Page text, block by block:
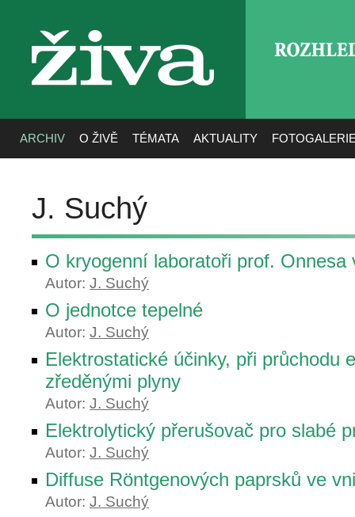
živa
ARCHIV O ŽIVĚ TÉMATA AKTUALITY
J. Suchý
O kryogenní laboratoři prof. Onnesa
Autor: J. Suchý
O jednotce tepelné
Autor: J. Suchý
Elektrostatické účinky, při průchodu
zředěnými plyny
Autor: J. Suchý
Elektrolytický přerušovač pro slabé
Autor: J. Suchý
Diffuse Röntgenových paprsků ve
Autor: J. Suchý